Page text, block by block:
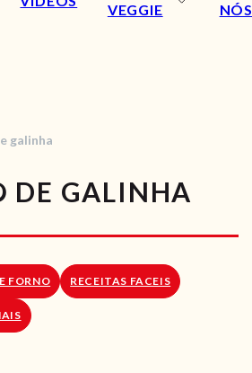
VEGGIE
NÓS
RECEITAS
VÍDEOS
RECEITAS VEGGIE
SOBRE NÓS
LOJA ONLINE
galinha
DE GALINHA
FORNO RECEITAS FACEIS